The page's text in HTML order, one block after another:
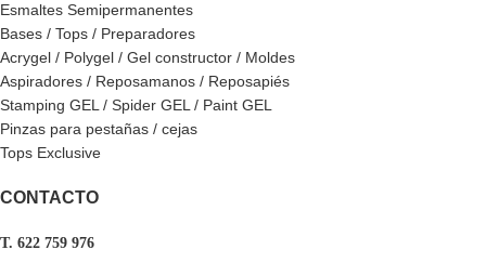
Esmaltes Semipermanentes
Bases / Tops / Preparadores
Acrygel / Polygel / Gel constructor / Moldes
Aspiradores / Reposamanos / Reposapiés
Stamping GEL / Spider GEL / Paint GEL
Pinzas para pestañas / cejas
Tops Exclusive
CONTACTO
T. 622 759 976